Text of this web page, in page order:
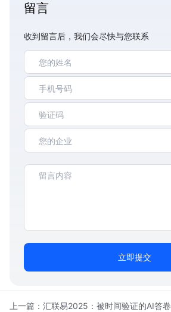
留言
收到留言后，我们会尽快与您联系
立即提交
上一篇： 汇联易2025：被时间验证的AI答卷